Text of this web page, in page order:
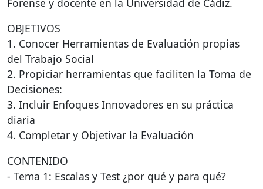
OBJETIVOS
1. Conocer Herramientas de Evaluación propias
del Trabajo Social
2. Propiciar herramientas que faciliten la Toma de
Decisiones:
3. Incluir Enfoques Innovadores en su práctica
diaria
4. Completar y Objetivar la Evaluación
CONTENIDO
- Tema 1: Escalas y Test ¿por qué y para qué?